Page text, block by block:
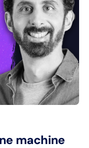
machine